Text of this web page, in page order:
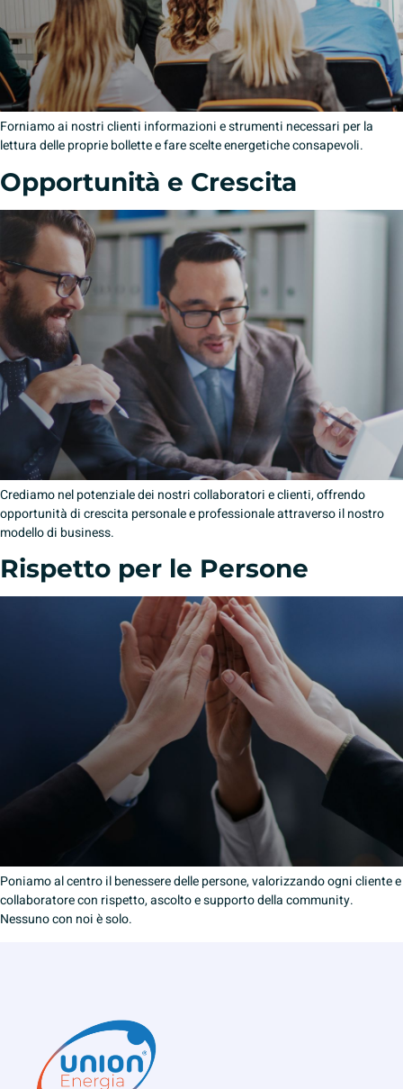
Forniamo ai nostri clienti informazioni e strumenti necessari per la
lettura delle proprie bollette e fare scelte energetiche consapevoli.
Opportunità e Crescita
Crediamo nel potenziale dei nostri collaboratori e clienti, offrendo
opportunità di crescita personale e professionale attraverso il nostro
modello di business.
Rispetto per le Persone
Poniamo al centro il benessere delle persone, valorizzando ogni cliente e
collaboratore con rispetto, ascolto e supporto della community.
Nessuno con noi è solo.